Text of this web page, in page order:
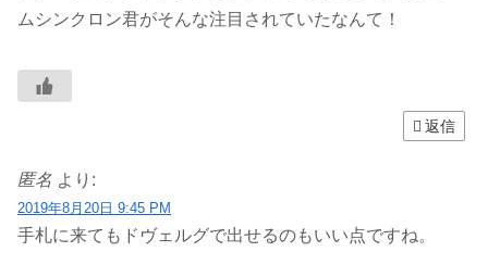
ムシンクロン君がそんな注目されていたなんて！
返信
匿名 より:
2019年8月20日 9:45 PM
手札に来てもドヴェルグで出せるのもいい点ですね。